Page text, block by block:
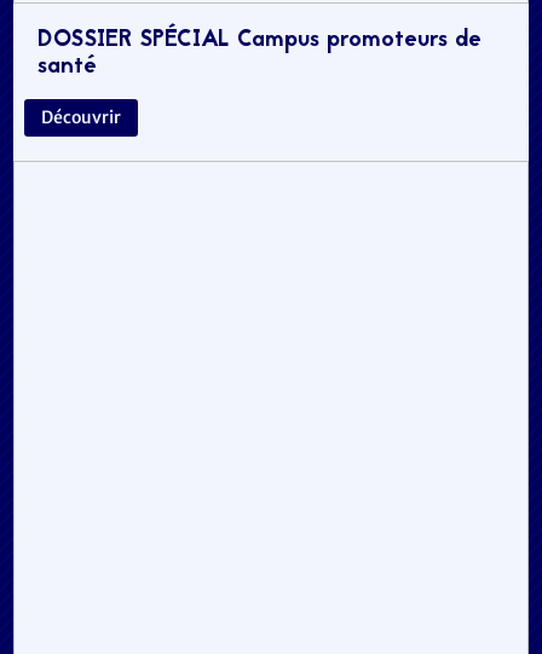
DOSSIER SPÉCIAL Campus promoteurs de
santé
Découvrir